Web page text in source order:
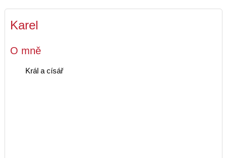
Karel
O mně
Král a císář